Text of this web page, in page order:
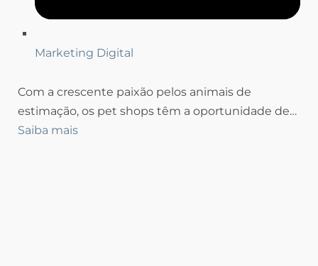
Marketing Digital
Com a crescente paixão pelos animais de
estimação, os pet shops têm a oportunidade de…
Saiba mais